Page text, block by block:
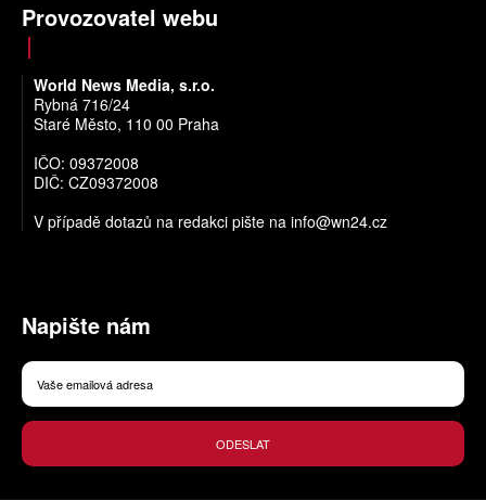
Provozovatel webu
World News Media, s.r.o.
Rybná 716/24
Staré Město, 110 00 Praha
IČO: 09372008
DIČ: CZ09372008
V případě dotazů na redakci pište na info@wn24.cz
Napište nám
ODESLAT